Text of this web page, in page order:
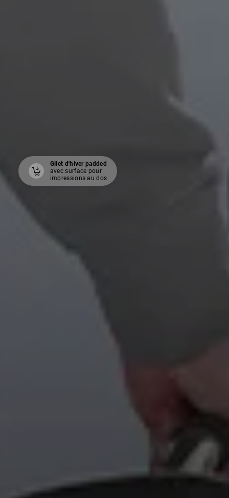
Stretch Pantalon à taille
à partir de CHF 72.89 (TTC)
Gilet d'hiver padded
avec surface pour
impressions au dos